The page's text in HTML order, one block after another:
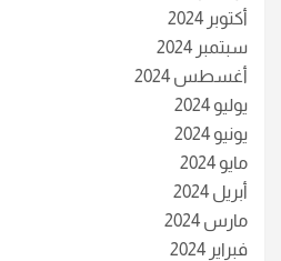
أكتوبر 2024
سبتمبر 2024
أغسطس 2024
يوليو 2024
يونيو 2024
مايو 2024
أبريل 2024
مارس 2024
فبراير 2024